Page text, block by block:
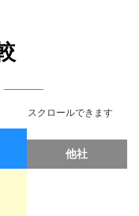
スクロールできます
他社